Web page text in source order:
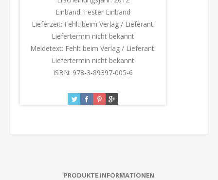
Einband: Fester Einband
Lieferzeit: Fehlt beim Verlag / Lieferant.
Liefertermin nicht bekannt
Meldetext: Fehlt beim Verlag / Lieferant.
Liefertermin nicht bekannt
ISBN: 978-3-89397-005-6
PRODUKTE INFORMATIONEN